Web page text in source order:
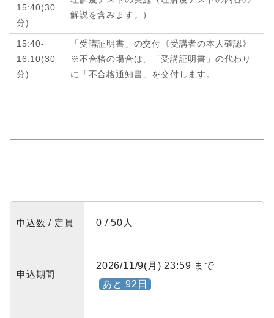
15:40(30
分)
解説を含みます。）
15:40-
16:10(30
分)
「受講証明書」の交付《受講者の本人確認》
※不合格の場合は、「受講証明書」の代わり
に「不合格通知書」を交付します。
申込数 / 定員 0 / 50人
申込期間
2026/11/9(月) 23:59 まで
あと 92日